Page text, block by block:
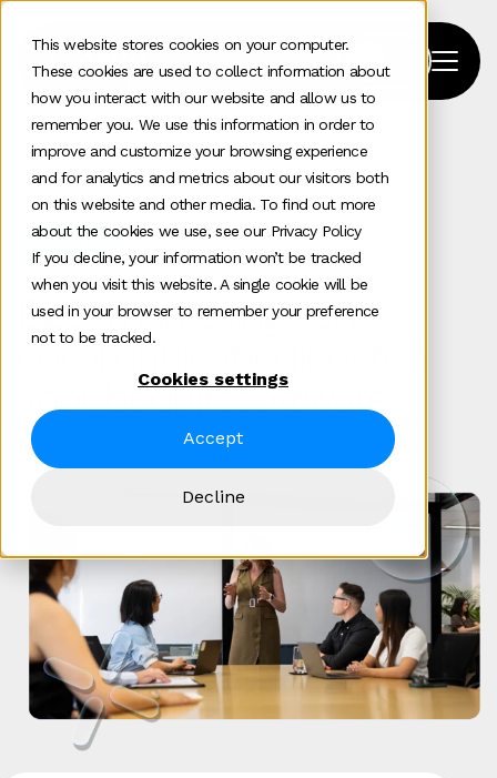
This website stores cookies on your computer.
These cookies are used to collect information about
how you interact with our website and allow us to
remember you. We use this information in order to
improve and customize your browsing experience
and for analytics and metrics about our visitors both
on this website and other media. To find out more
about the cookies we use, see our Privacy Policy
If you decline, your information won’t be tracked
when you visit this website. A single cookie will be
used in your browser to remember your preference
not to be tracked.
Cookies settings
Accept
Decline
Home Enterprise Tech
Sectoren
B2B-marketing- en
communicatiediensten
voor bedrijfssoftware